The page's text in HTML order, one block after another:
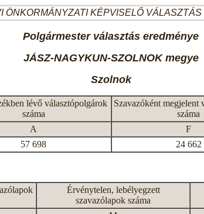
ÖNKORMÁNYZATI KÉPVISELŐ VÁLASZTÁS
Polgármester választás eredménye
JÁSZ-NAGYKUN-SZOLNOK megye
Szolnok
lévő választópolgárok
száma
Szavazóként megjelent
száma
A
F
57 698
24 662
Érvénytelen, lebélyegzett
szavazólapok száma